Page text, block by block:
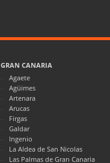
GRAN CANARIA
Agaete
Agüimes
Artenara
Arucas
Firgas
Galdar
Ingenio
La Aldea de San Nicolas
Las Palmas de Gran Canaria